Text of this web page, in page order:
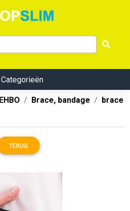
Categorieën
EHBO Brace, bandage
brace
TERUG